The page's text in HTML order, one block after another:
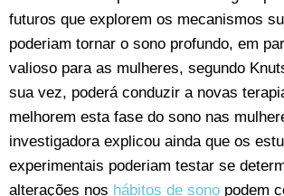
futuros que explorem os mecanismos
poderiam tornar o sono profundo, em
valioso para as mulheres, segundo
sua vez, poderá conduzir a novas
melhorem esta fase do sono nas
investigadora explicou ainda que os
experimentais poderiam testar se
alterações nos hábitos de sono podem